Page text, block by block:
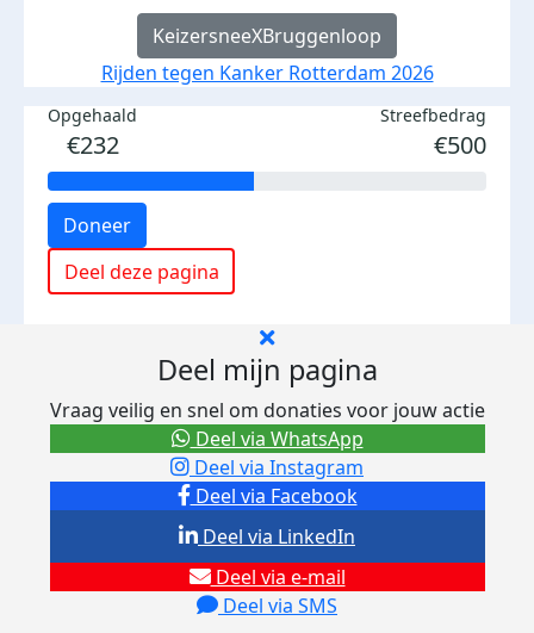
KeizersneeXBruggenloop
Rijden tegen Kanker Rotterdam 2026
Opgehaald
€232
Streefbedrag
€500
Doneer
Deel deze pagina
Deel mijn pagina
Vraag veilig en snel om donaties voor jouw actie
Deel via Facebook
Deel via Instagram
Deel via e-mail
Deel via SMS
Deel via LinkedIn
Deel via WhatsApp